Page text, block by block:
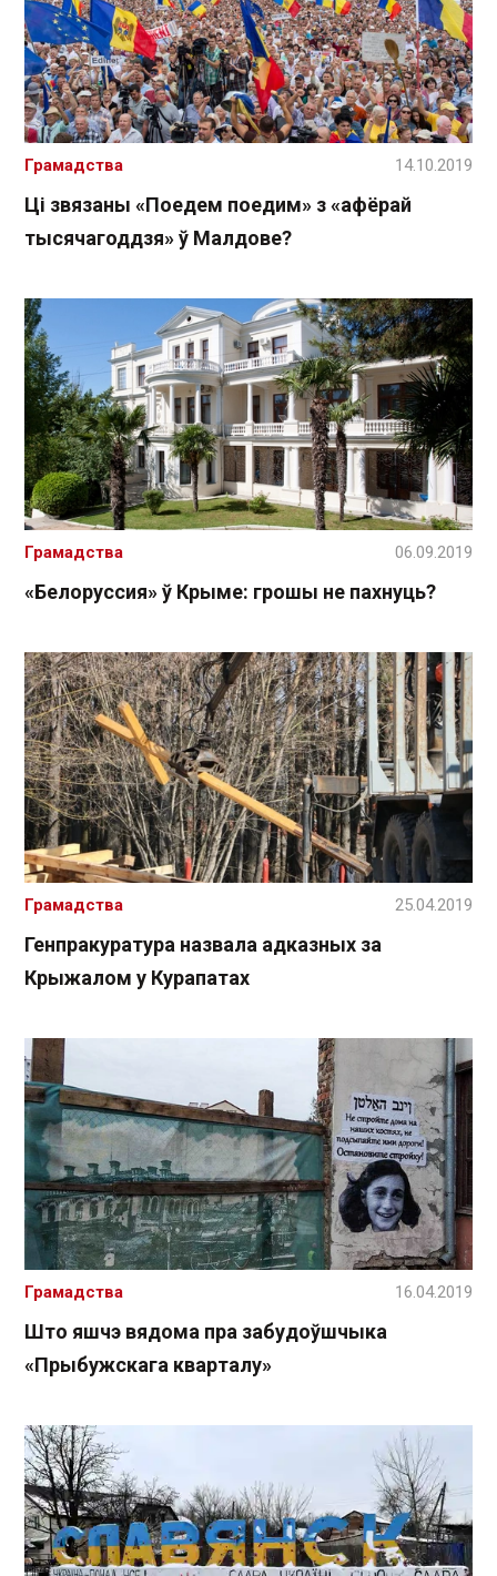
Ці звязаны «Поедем поедим» з «афёрай
тысячагоддзя» ў Малдове?
Грамадства 14.10.2019
«Белоруссия» ў Крыме: грошы не пахнуць?
Грамадства 06.09.2019
Генпракуратура назвала адказных за
Крыжалом у Курапатах
Грамадства 25.04.2019
Што яшчэ вядома пра забудоўшчыка
«Прыбужскага кварталу»
Грамадства 16.04.2019